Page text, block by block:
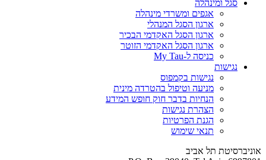
סגל ומינהלה
אגפים ומשרדי מינהלה
ארגון הסגל המנהלי
ארגון הסגל האקדמי הבכיר
ארגון הסגל האקדמי הזוטר
כניסה ל-My Tau
נגישות
נגישות בקמפוס
מניעה וטיפול בהטרדה מינית
הנחיות בדבר חוק חופש המידע
הצהרת נגישות
הגנת הפרטיות
תנאי שימוש
אוניברסיטת תל אביב